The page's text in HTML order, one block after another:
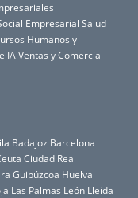
Empresarial Salud
Humanos y
IAVentas y Comercial
Badajoz Barcelona
Ciudad Real
Guipúzcoa Huelva
Las Palmas León Lleida